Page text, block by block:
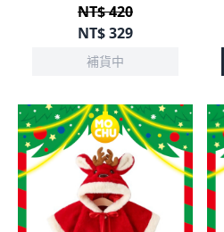
NT$ 420
NT$329
補貨中